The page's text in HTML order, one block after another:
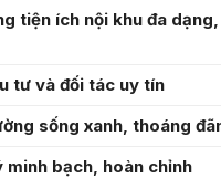
tiện ích nội khu đa
tư và đối tác uy tín
sống xanh, thoáng
minh bạch, hoàn chỉnh